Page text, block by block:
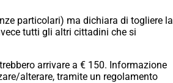
particolari) ma dichiara di togliere la
tutti gli altri cittadini che si
arrivare a € 150. Informazione
alterare, tramite un regolamento